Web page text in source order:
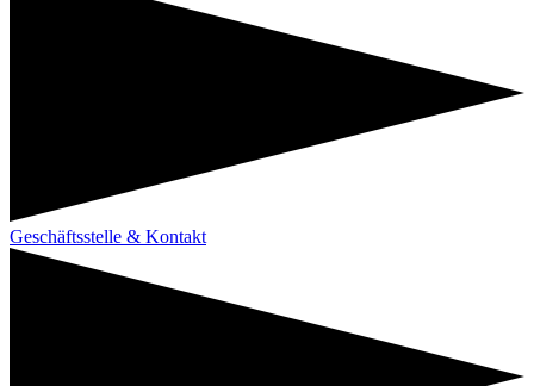
Geschäftsstelle & Kontakt